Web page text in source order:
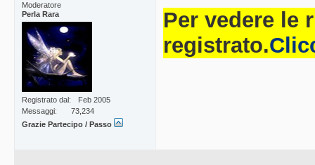
Moderatore
Perla Rara
Registrato dal
Feb 2005
Messaggi
73,234
Grazie Partecipo / Passo
Per vedere le
registrato.